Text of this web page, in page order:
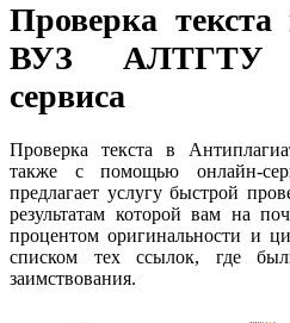
Проверка
ВУЗ АЛТГТУ
сервиса
Проверка текста в
также с помощью онлайн-
предлагает услугу быстрой
результатам которой вам на
процентом оригинальности и
списком тех ссылок, где
заимствования.